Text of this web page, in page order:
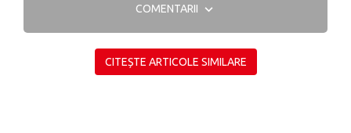
COMENTARII
CITEȘTE ARTICOLE SIMILARE